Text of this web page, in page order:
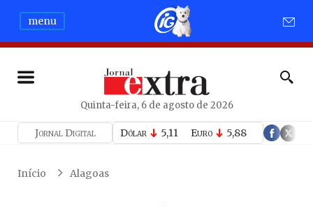
menu
Quinta-feira, 6 de agosto de 2026
Jornal Digital Dólar 5,11 Euro 5,88
Início Alagoas